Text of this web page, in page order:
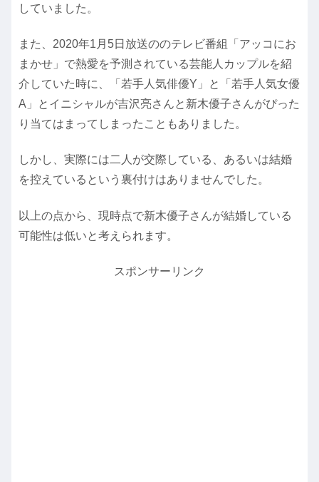
していました。
また、2020年1月5日放送ののテレビ番組「アッコにお
まかせ」で熱愛を予測されている芸能人カップルを紹
介していた時に、「若手人気俳優Y」と「若手人気女優
A」とイニシャルが吉沢亮さんと新木優子さんがぴった
り当てはまってしまったこともありました。
しかし、実際には二人が交際している、あるいは結婚
を控えているという裏付けはありませんでした。
以上の点から、現時点で新木優子さんが結婚している
可能性は低いと考えられます。
スポンサーリンク